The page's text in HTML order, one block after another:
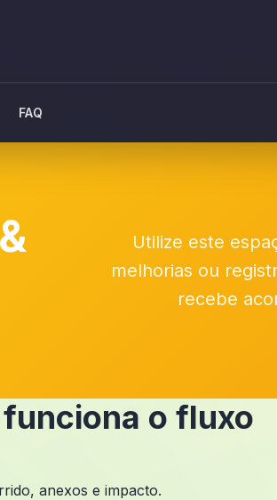
FAQ
Utilize este
melhorias ou
recebe
o fluxo
anexos e impacto.